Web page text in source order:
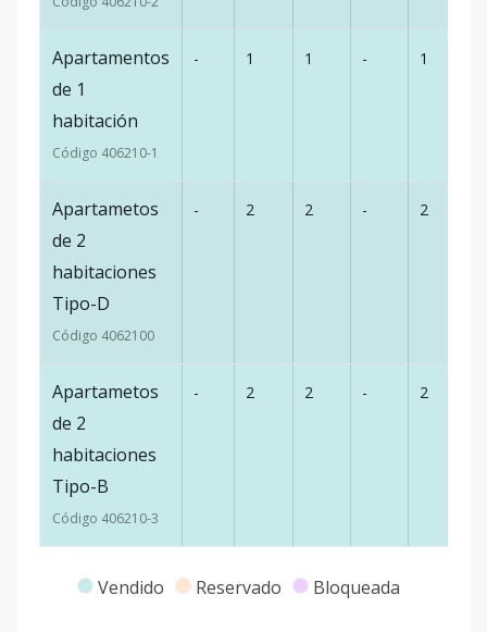
Apartamentos
de 1
habitación
Código 406210-1
- 1 1 - 1
Apartametos
de 2
habitaciones
Tipo-D
Código 4062100
- 2 2 - 2
Apartametos
de 2
habitaciones
Tipo-B
Código 406210-3
- 2 2 - 2
Vendido Reservado Bloqueada